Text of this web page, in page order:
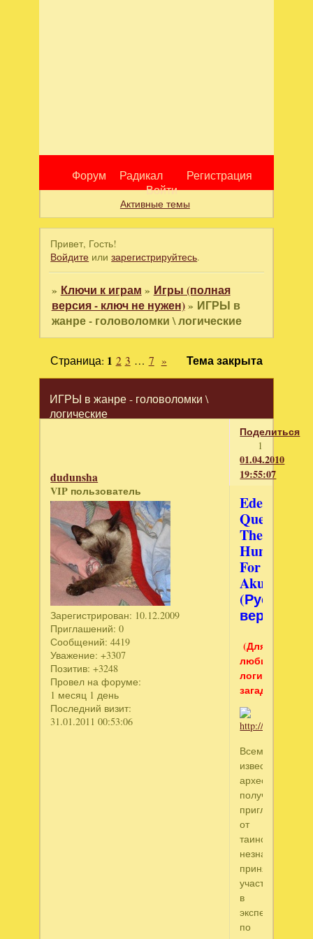
Форум Радикал
Регистрация
Войти
Активные темы
Привет, Гость!
Войдите илизарегистрируйтесь.
» Ключи к играм » Игры (полная
версия - ключ не нужен)» ИГРЫ в
жанре - головоломки \ логические
ИГРЫ в жанре - головоломки \
логические
Страница: 1 2 3 … 7 » Тема закрыта
Поделиться
1
01.04.2010
19:55:07
dudunsha
VIP пользователь
Зарегистрирован: 10.12.2009
Приглашений: 0
Сообщений: 4419
Уважение: +3307
Позитив: +3248
Провел на форуме:
1 месяц 1 день
Последний визит:
31.01.2011 00:53:06
Eden's
Quest:
The
Hunt
For
Akua
(Русская
версия)
(Для
любителей
логических
загадок)
Всемирно
известный
археолог,
получила
приглашение
от
таинственного
незнакомца,
принять
участие
в
экспедиции
по